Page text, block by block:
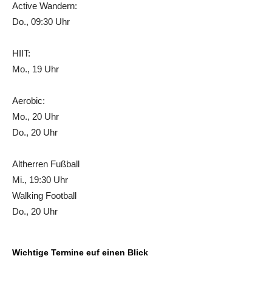
Active Wandern:
Do., 09:30 Uhr
HIIT:
Mo., 19 Uhr
Aerobic:
Mo., 20 Uhr
Do., 20 Uhr
Altherren Fußball
Mi., 19:30 Uhr
Walking Football
Do., 20 Uhr
Wichtige Termine euf einen Blick